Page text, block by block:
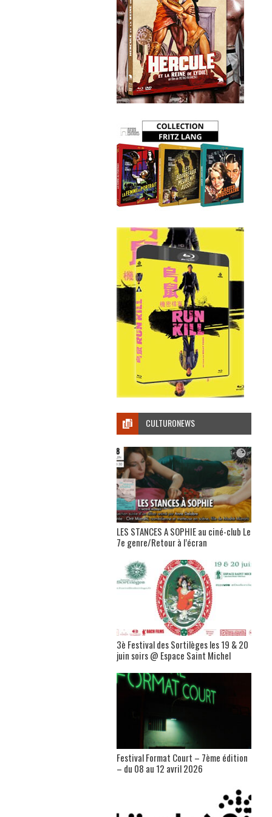
CULTURONEWS
LES STANCES A SOPHIE au ciné-club Le
7e genre/Retour à l’écran
3è Festival des Sortilèges les 19 & 20
juin soirs @ Espace Saint Michel
Festival Format Court – 7ème édition
– du 08 au 12 avril 2026